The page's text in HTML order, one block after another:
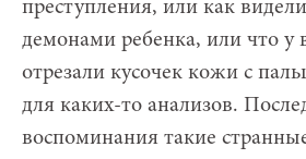
преступления, или как
демонами ребенка, или что у
отрезали кусочек кожи с
для каких-то анализов.
воспоминания такие